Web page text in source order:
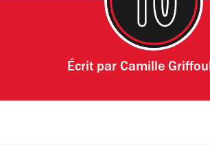
Écrit par Camille